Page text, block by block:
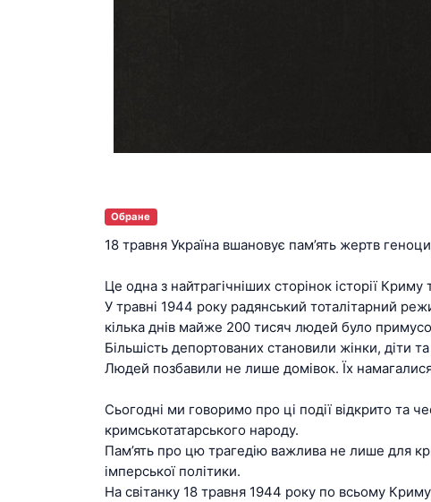
Обране
18 травня Україна вшановує пам’ять жертв
Це одна з найтрагічніших сторінок історії Криму
У травні 1944 року радянський тоталітарний
кілька днів майже 200 тисяч людей було
Більшість депортованих становили жінки, діти
Людей позбавили не лише домівок. Їх
Сьогодні ми говоримо про ці події відкрито та
кримськотатарського народу.
Пам’ять про цю трагедію важлива не лише для
імперської політики.
На світанку 18 травня 1944 року по всьому